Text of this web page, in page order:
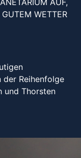
AUF,
WETTER
der Reihenfolge
und Thorsten